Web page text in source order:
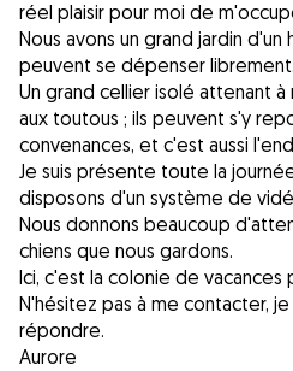
réel plaisir pour moi de
Nous avons un grand jardin
peuvent se dépenser librement.
Un grand cellier isolé attenant
aux toutous ; ils peuvent s'y
convenances, et c'est aussi
Je suis présente toute la
disposons d'un système de
Nous donnons beaucoup
chiens que nous gardons.
Ici, c'est la colonie de
N'hésitez pas à me contacter,
répondre.
Aurore